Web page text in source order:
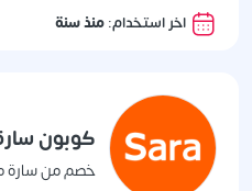
اخر استخدام:منذ سنة
كوبون
خصم من سارة